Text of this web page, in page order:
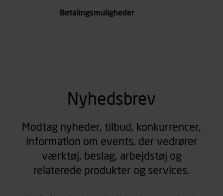
Betalingsmuligheder
Nyhedsbrev
Modtag nyheder, tilbud, konkurrencer,
information om events, der vedrører
værktøj, beslag, arbejdstøj og
relaterede produkter og services.